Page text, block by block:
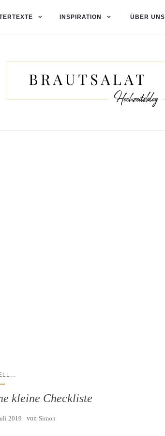
INSPIRATION ÜBER UNS
...
kleine Checkliste
2019 von Simon